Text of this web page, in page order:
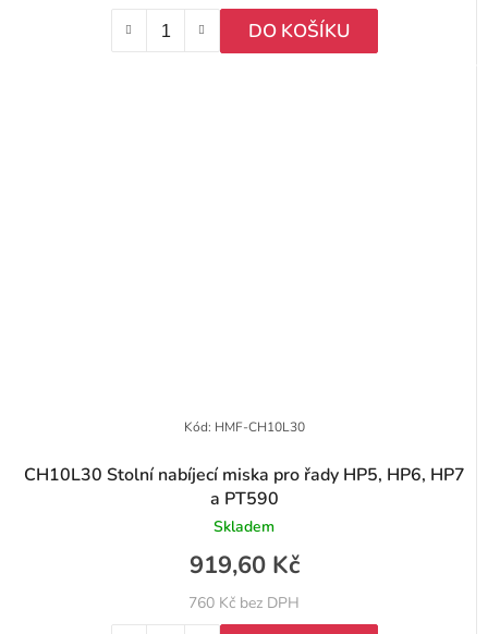
DO KOŠÍKU
CH10L30 Stolní nabíjecí miska pro řady HP5, HP6, HP7
a PT590
Skladem
760 Kč bez DPH
919,60 Kč
Kód: HMF-CH10L30